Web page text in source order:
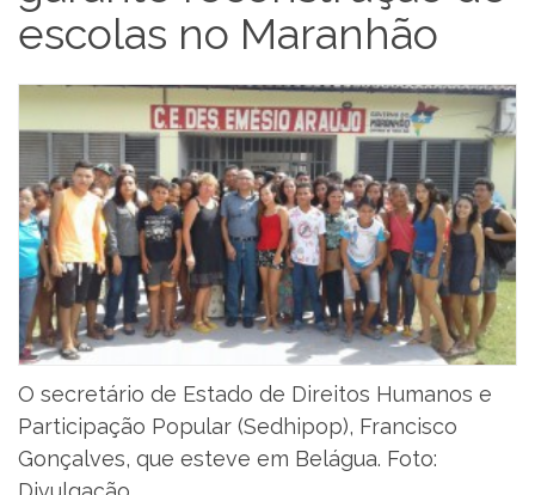
escolas no Maranhão
O secretário de Estado de Direitos Humanos e
Participação Popular (Sedhipop), Francisco
Gonçalves, que esteve em Belágua. Foto: